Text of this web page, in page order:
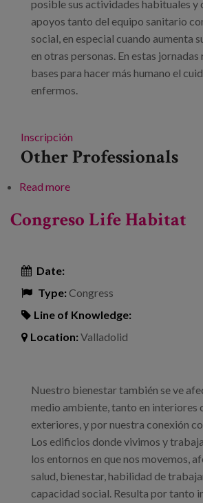
posible sus actividades habituales y
apoyos tanto del equipo sanitario
social, en especial cuando aumenta
en otras personas. En estas
bases para hacer más humano el
enfermos.
Inscripción
Other Professionals
Read moreabout XVIII Jornadas de
Congreso Life Habitat
Date:
Type:Congress
Line of Knowledge:
Location:Valladolid
Nuestro bienestar también se ve
medio ambiente, tanto en interiores
exteriores, y por nuestra conexión
Los edificios donde vivimos y
los entornos en que nos movemos,
salud, bienestar, habilidad de
capacidad social. Resulta por tanto